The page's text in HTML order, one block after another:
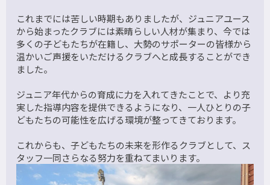
これまでには苦しい時期もありましたが、ジュニアユース
から始まったクラブには素晴らしい人材が集まり、今では
多くの子どもたちが在籍し、大勢のサポーターの皆様から
温かいご声援をいただけるクラブへと成長することができ
ました。
ジュニア年代からの育成に力を入れてきたことで、より充
実した指導内容を提供できるようになり、一人ひとりの子
どもたちの可能性を広げる環境が整ってきております。
これからも、子どもたちの未来を形作るクラブとして、ス
タッフ一同さらなる努力を重ねてまいります。